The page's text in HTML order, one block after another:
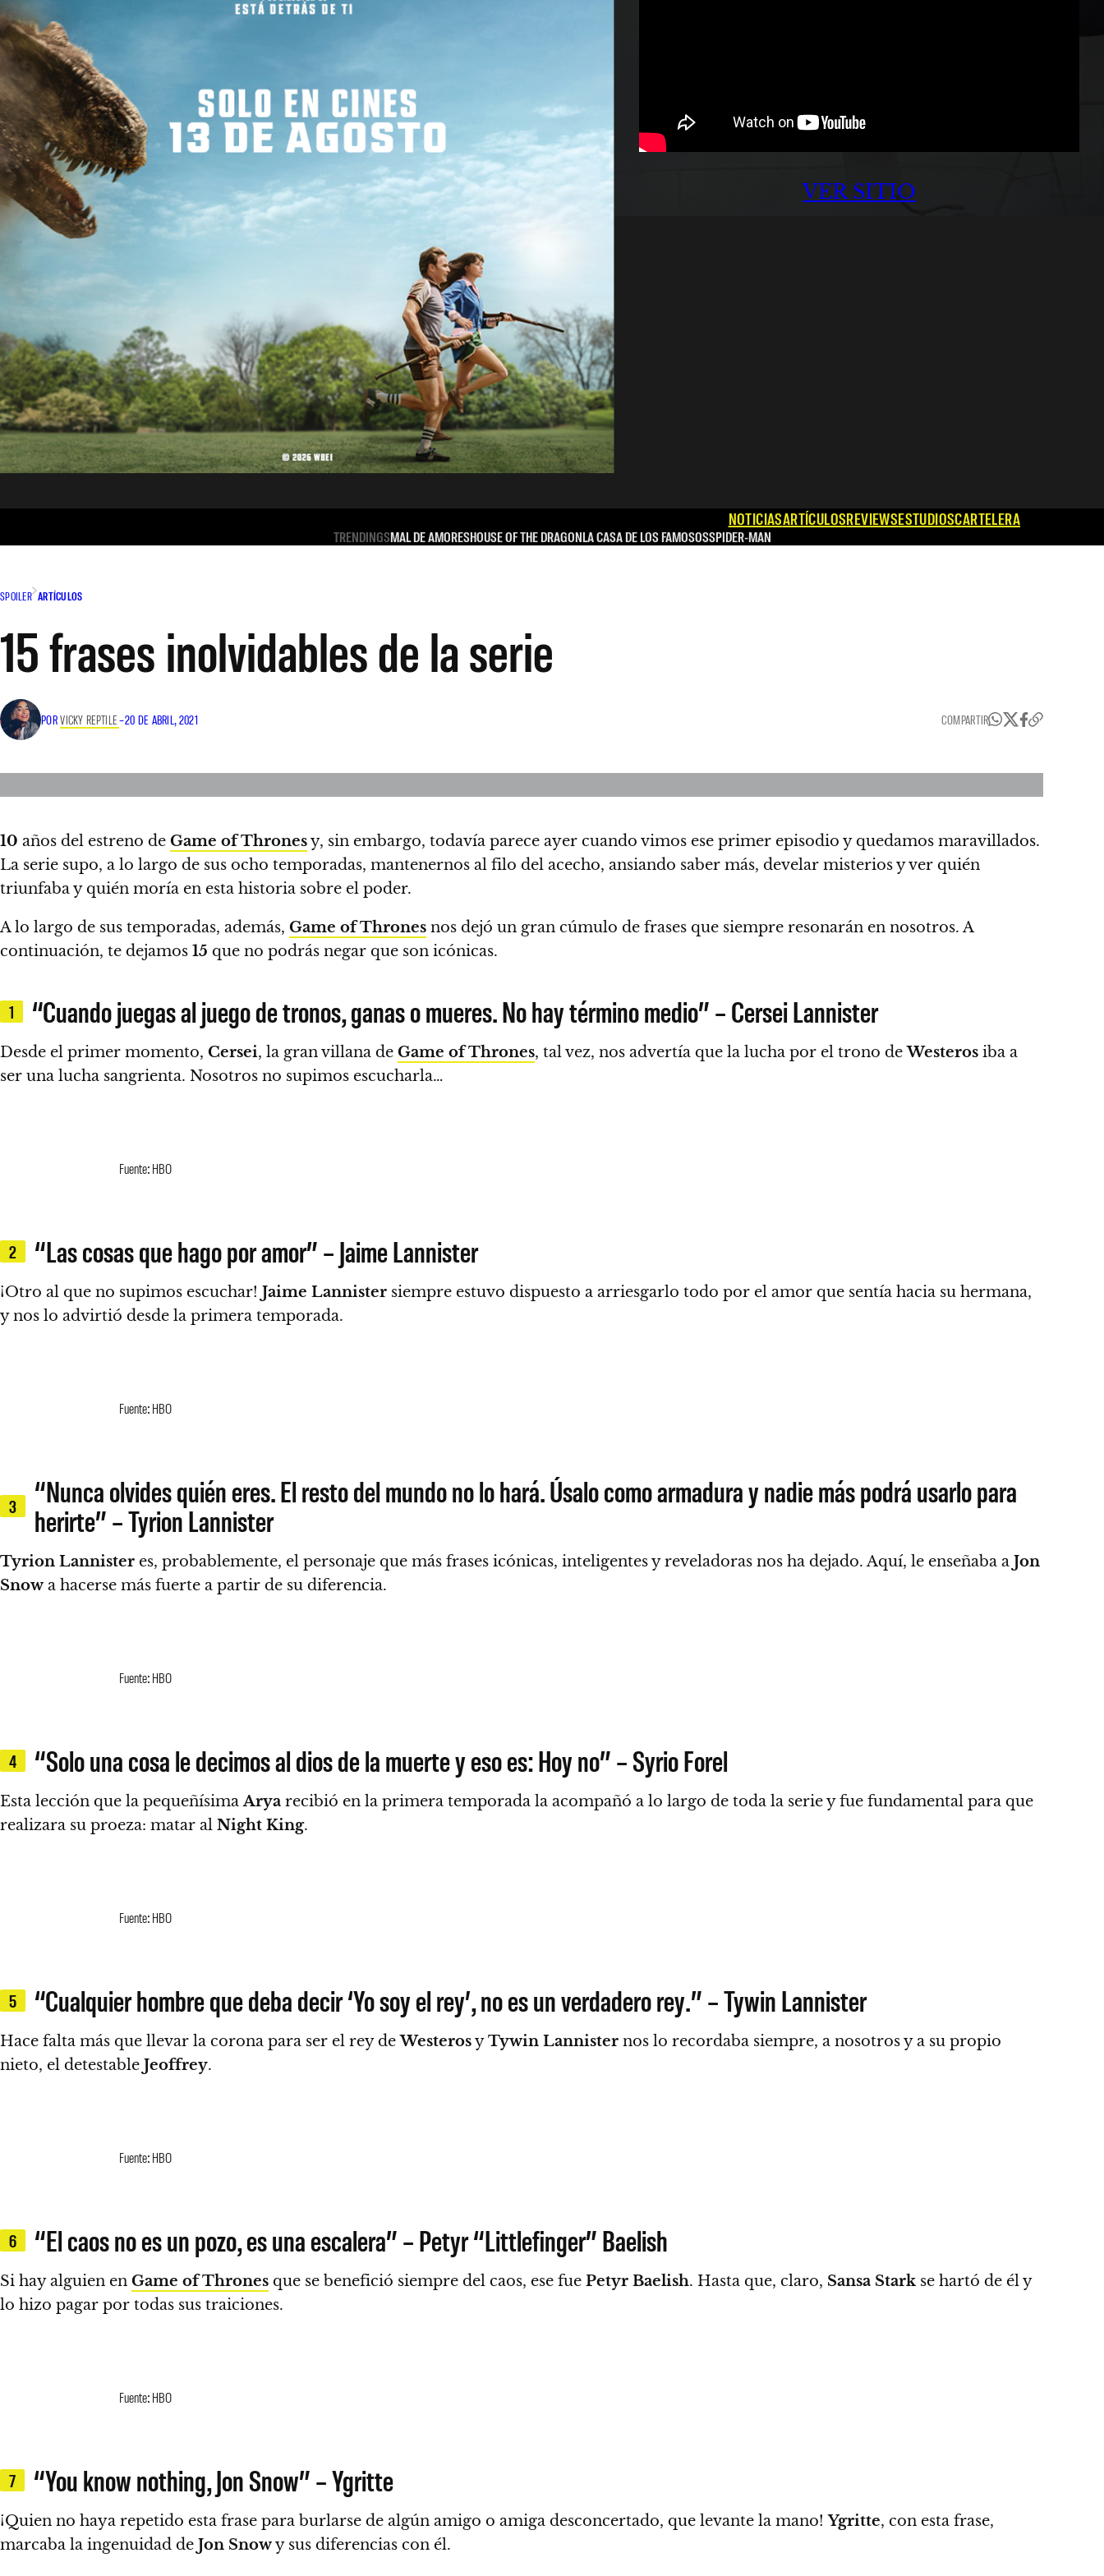
VER SITIO
NOTICIASARTÍCULOSREVIEWSESTUDIOSCARTELERA
TRENDINGSMAL DE AMORESHOUSE OF THE DRAGONLA CASA DE LOS FAMOSOSSPIDER-MAN
SPOILER ARTÍCULOS
15 frases inolvidables de la serie
PORVICKY REPTILE–20 DE ABRIL, 2021 COMPARTIR
10 años del estreno de Game of Thronesy, sin embargo, todavía parece ayer cuando vimos ese primer episodio y quedamos maravillados.
La serie supo, a lo largo de sus ocho temporadas, mantenernos al filo del acecho, ansiando saber más, develar misterios y ver quién
triunfaba y quién moría en esta historia sobre el poder.
A lo largo de sus temporadas, además, Game of Thrones nos dejó un gran cúmulo de frases que siempre resonarán en nosotros. A
continuación, te dejamos 15 que no podrás negar que son icónicas.
1 “Cuando juegas al juego de tronos, ganas o mueres. No hay término medio” – Cersei Lannister
Desde el primer momento, Cersei, la gran villana de Game of Thrones, tal vez, nos advertía que la lucha por el trono deWesteros iba a
ser una lucha sangrienta. Nosotros no supimos escucharla…
Fuente: HBO
2 “Las cosas que hago por amor” – Jaime Lannister
¡Otro al que no supimos escuchar! Jaime Lannister siempre estuvo dispuesto a arriesgarlo todo por el amor que sentía hacia su hermana,
y nos lo advirtió desde la primera temporada.
Fuente: HBO
3
“Nunca olvides quién eres. El resto del mundo no lo hará. Úsalo como armadura y nadie más podrá usarlo para
herirte” – Tyrion Lannister
Tyrion Lannister es, probablemente, el personaje que más frases icónicas, inteligentes y reveladoras nos ha dejado. Aquí, le enseñaba a Jon
Snow a hacerse más fuerte a partir de su diferencia.
Fuente: HBO
4 “Solo una cosa le decimos al dios de la muerte y eso es: Hoy no” – Syrio Forel
Esta lección que la pequeñísimaArya recibió en la primera temporada la acompañó a lo largo de toda la seriey fue fundamental para que
realizara su proeza: matar al Night King.
Fuente: HBO
5 “Cualquier hombre que deba decir ‘Yo soy el rey’, no es un verdadero rey.” – Tywin Lannister
Hace falta más que llevar la corona para ser el rey deWesterosyTywin Lannister nos lo recordaba siempre, a nosotros y a su propio
nieto, el detestable Jeoffrey.
Fuente: HBO
6 “El caos no es un pozo, es una escalera” – Petyr “Littlefinger” Baelish
Si hay alguien en Game of Thrones que se benefició siempre del caos, ese fue Petyr Baelish. Hasta que, claro, Sansa Stark se hartó de él y
lo hizo pagar por todas sus traiciones.
Fuente: HBO
7 “You know nothing, Jon Snow” – Ygritte
¡Quien no haya repetido esta frase para burlarse de algún amigo o amiga desconcertado, que levante la mano! Ygritte, con esta frase,
marcaba la ingenuidad de Jon Snowy sus diferencias con él.